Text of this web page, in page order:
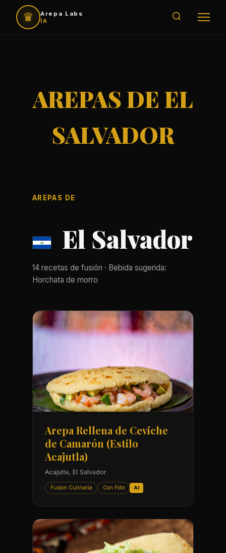
♛
Arepa Labs
IA
AREPAS DE EL
SALVADOR
AREPAS DE
El Salvador
14 recetas de fusión · Bebida sugerida:
Horchata de morro
Arepa Rellena de Ceviche
de Camarón (Estilo
Acajutla)
Acajutla, El Salvador
Fusion Culinaria Con Foto AI